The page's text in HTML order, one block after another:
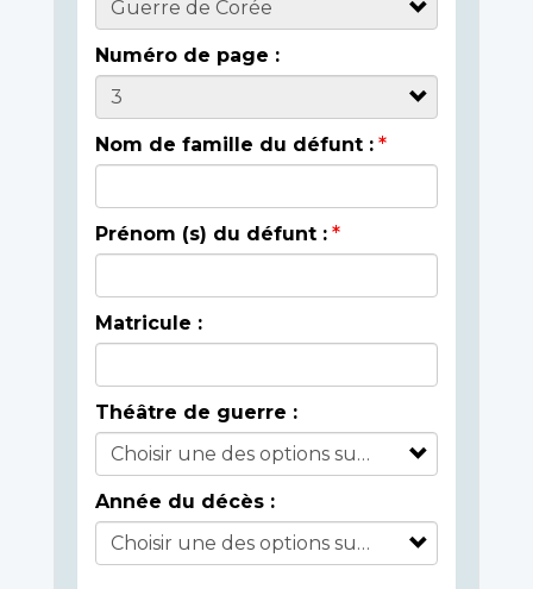
Numéro de page :
Nom de famille du défunt :
Prénom (s) du défunt :
Matricule :
Théâtre de guerre :
Année du décès :